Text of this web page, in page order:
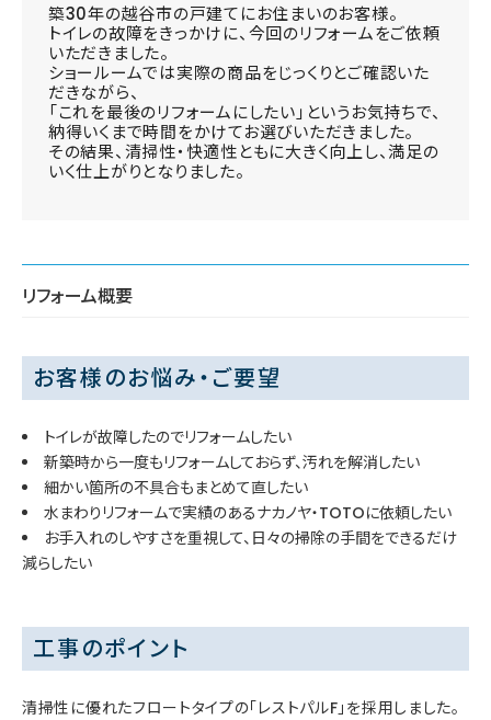
築30年の越谷市の戸建てにお住まいのお客様。
トイレの故障をきっかけに、今回のリフォームをご依頼
いただきました。
ショールームでは実際の商品をじっくりとご確認いた
だきながら、
「これを最後のリフォームにしたい」というお気持ちで、
納得いくまで時間をかけてお選びいただきました。
その結果、清掃性・快適性ともに大きく向上し、満足の
いく仕上がりとなりました。
リフォーム概要
お客様のお悩み・ご要望
トイレが故障したのでリフォームしたい
新築時から一度もリフォームしておらず、汚れを解消したい
細かい箇所の不具合もまとめて直したい
水まわりリフォームで実績のあるナカノヤ・TOTOに依頼したい
お手入れのしやすさを重視して、日々の掃除の手間をできるだけ
減らしたい
工事のポイント
清掃性に優れたフロートタイプの「レストパルF」を採用しました。